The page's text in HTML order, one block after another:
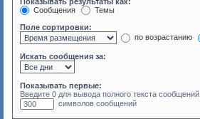
Сообщения
Темы
Поле сортировки:
по возрастанию
Искать сообщения за:
Показывать первые:
Введите 0 для вывода полного текста сообщений.
символов сообщений